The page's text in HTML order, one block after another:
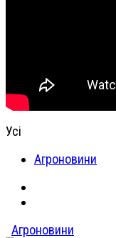
Усі
Агроновини
Агроновини